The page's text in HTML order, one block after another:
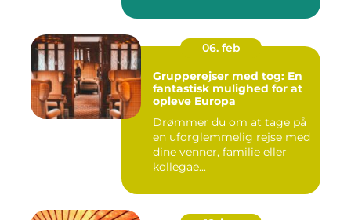
06. feb
Grupperejser med tog: En
fantastisk mulighed for at
opleve Europa
Drømmer du om at tage på
en uforglemmelig rejse med
dine venner, familie eller
kollegae...